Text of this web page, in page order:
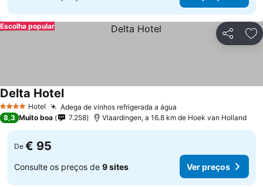
Partilhar
Escolha popular
4 EstrelasHotel Adega de vinhos refrigerada a água
Delta Hotel
8,3 Muito boa 7.258 Vlaardingen, a 16.8 km de Hoek van Holland
De € 95
Consulte os preços de 9 sites Ver preços